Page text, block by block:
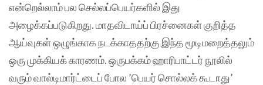
என்றெல்லாம் பல செல்லப்பெயர்களில் இது
அழைக்கப்படுகிறது. மாதவிடாய்ப் பிரச்னைகள் குறித்த
ஆய்வுகள் ஒழுங்காக நடக்காததற்கு இந்த மூடிமறைத்தலும்
ஒரு முக்கியக் காரணம். ஒருபக்கம் ஹாரிபாட்டர் நூலில்
வரும் வால்டிமார்ட்டைப் போல ’பெயர் சொல்லக் கூடாது’